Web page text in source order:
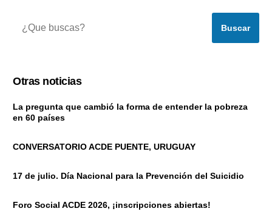
Buscar
Otras noticias
La pregunta que cambió la forma de entender la pobreza
en 60 países
CONVERSATORIO ACDE PUENTE, URUGUAY
17 de julio. Día Nacional para la Prevención del Suicidio
Foro Social ACDE 2026, ¡inscripciones abiertas!